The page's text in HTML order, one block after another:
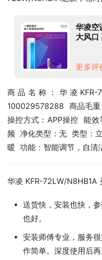
华凌空
大风口
更多评
商品名称：华凌KFR-
100029578288  商品毛
操控方式：APP操控  能
频  净化类型：无  类型：
暖  功能：智能调节，自清
华凌 KFR-72LW/N8HB1A
送货快，安装也快，
也好。
安装师傅专业，服务
作简单。深度使用后再